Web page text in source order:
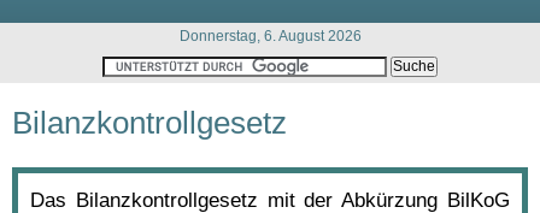
Donnerstag, 6. August 2026
Bilanzkontrollgesetz
Das Bilanzkontrollgesetz mit der Abkürzung BilKoG